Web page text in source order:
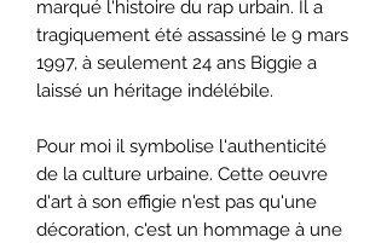
marqué l'histoire du rap urbain. Il a
tragiquement été assassiné le 9 mars
1997, à seulement 24 ans Biggie a
laissé un héritage indélébile.
Pour moi il symbolise l'authenticité
de la culture urbaine. Cette oeuvre
d'art à son effigie n'est pas qu'une
décoration, c'est un hommage à une